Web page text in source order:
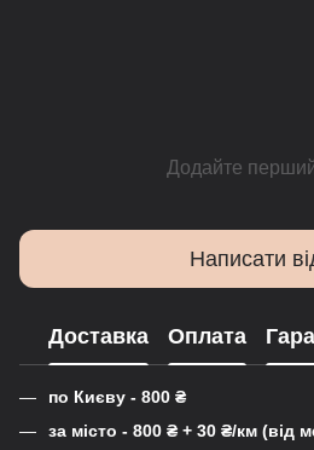
Додайте перший
Написати
Доставка Оплата
по Києву - 800 ₴
за місто - 800 ₴ + 30 ₴/км (від